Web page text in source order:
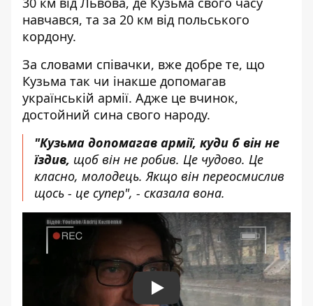
навчався, та за 20 км від польського
кордону.
За словами співачки, вже добре те, що
Кузьма так чи інакше допомагав
українській армії. Адже це вчинок,
достойний сина свого народу.
"Кузьма допомагав армії, куди б він не
їздив, щоб він не робив. Це чудово. Це
класно, молодець. Якщо він переосмислив
щось - це супер", - сказала вона.
Play